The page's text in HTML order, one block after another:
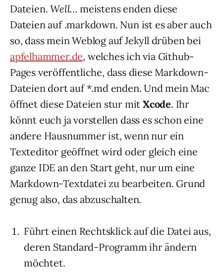
Dateien.Well… meistens enden diese
Dateien auf .markdown. Nun ist es aber auch
so, dass mein Weblog auf Jekyll drüben bei
apfelhammer.de, welches ich via Github-
Pages veröffentliche, dass diese Markdown-
Dateien dort auf *.md enden. Und mein Mac
öffnet diese Dateien stur mitXcode. Ihr
könnt euch ja vorstellen dass es schon eine
andere Hausnummer ist, wenn nur ein
Texteditor geöffnet wird oder gleich eine
ganze IDE an den Start geht, nur um eine
Markdown-Textdatei zu bearbeiten. Grund
genug also, das abzuschalten.
Führt einen Rechtsklick auf die Datei aus,
deren Standard-Programm ihr ändern
möchtet.